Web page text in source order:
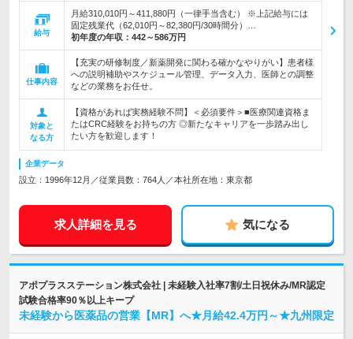
給与
月給310,010円～411,880円（一律手当含む） ※上記給与には
固定残業代（62,010円～82,380円/30時間分）…
初年度の年収： 442～586万円
仕事内容
【充実の研修制度／新薬開発に関わる確かなやりがい】患者様
への説明補助やスケジュール管理、データ入力、医師との調整
などの業務をお任せ。
対象と
なる方
【資格があれば実務経験不問】＜必須要件＞■医療関連資格ま
たはCRC経験をお持ちの方 ◎新たなキャリアを一歩踏み出し
たい方を歓迎します！
企業データ
設立：1996年12月／従業員数：764人／本社所在地：東京都
求人詳細を見る 気になる
アポプラスステーション株式会社 | 未経験入社率7割/土日祝休み/MR認定
試験合格率90％以上キープ
未経験から医薬品の営業【MR】へ★月給42.4万円～★九州限定